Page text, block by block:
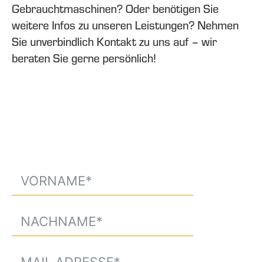
Gebrauchtmaschinen? Oder benötigen Sie
weitere Infos zu unseren Leistungen? Nehmen
Sie unverbindlich Kontakt zu uns auf – wir
beraten Sie gerne persönlich!